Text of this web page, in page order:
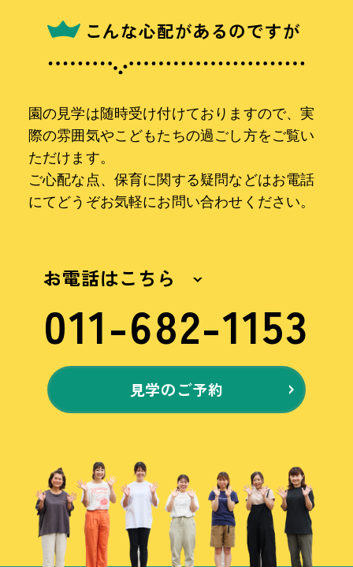
こんな心配があるのですが
園の見学は随時受け付けておりますので、実
際の雰囲気やこどもたちの過ごし方をご覧い
ただけます。
ご心配な点、保育に関する疑問などはお電話
にてどうぞお気軽にお問い合わせください。
お電話はこちら
011-682-1153
見学のご予約